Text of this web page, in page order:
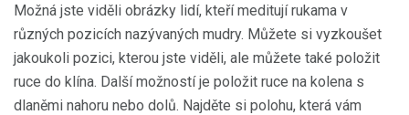
Možná jste viděli obrázky lidí, kteří meditují rukama v
různých pozicích nazývaných mudry. Můžete si vyzkoušet
jakoukoli pozici, kterou jste viděli, ale můžete také položit
ruce do klína. Další možností je položit ruce na kolena s
dlaněmi nahoru nebo dolů. Najděte si polohu, která vám